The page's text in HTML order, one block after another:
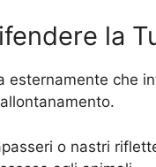
la
che
o nastri